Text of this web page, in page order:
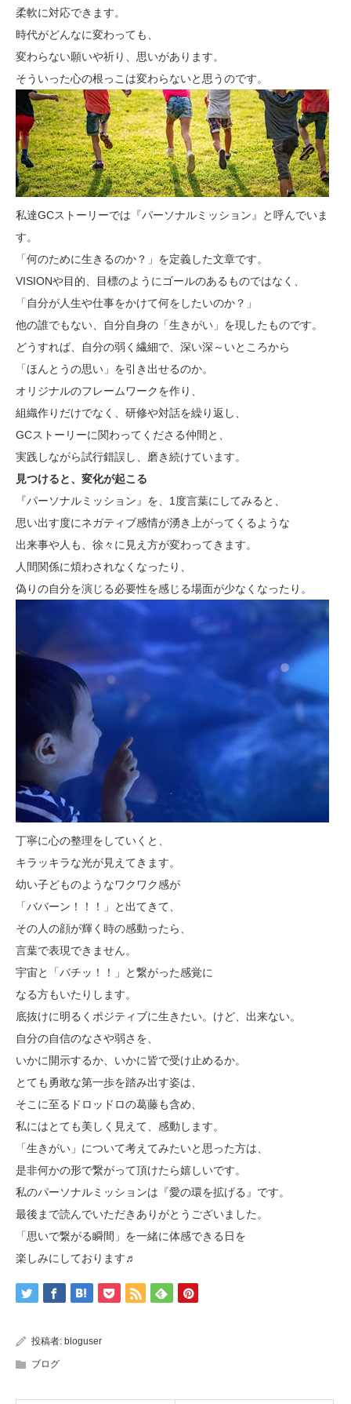
柔軟に対応できます。
時代がどんなに変わっても、
変わらない願いや祈り、思いがあります。
そういった心の根っこは変わらないと思うのです。
私達GCストーリーでは『パーソナルミッション』と呼んでいま
す。
「何のために生きるのか？」を定義した文章です。
VISIONや目的、目標のようにゴールのあるものではなく、
「自分が人生や仕事をかけて何をしたいのか？」
他の誰でもない、自分自身の「生きがい」を現したものです。
どうすれば、自分の弱く繊細で、深い深～いところから
「ほんとうの思い」を引き出せるのか。
オリジナルのフレームワークを作り、
組織作りだけでなく、研修や対話を繰り返し、
GCストーリーに関わってくださる仲間と、
実践しながら試行錯誤し、磨き続けています。
見つけると、変化が起こる
『パーソナルミッション』を、1度言葉にしてみると、
思い出す度にネガティブ感情が湧き上がってくるような
出来事や人も、徐々に見え方が変わってきます。
人間関係に煩わされなくなったり、
偽りの自分を演じる必要性を感じる場面が少なくなったり。
丁寧に心の整理をしていくと、
キラッキラな光が見えてきます。
幼い子どものようなワクワク感が
「ババーン！！！」と出てきて、
その人の顔が輝く時の感動ったら、
言葉で表現できません。
宇宙と「バチッ！！」と繋がった感覚に
なる方もいたりします。
底抜けに明るくポジティブに生きたい。けど、出来ない。
自分の自信のなさや弱さを、
いかに開示するか、いかに皆で受け止めるか。
とても勇敢な第一歩を踏み出す姿は、
そこに至るドロッドロの葛藤も含め、
私にはとても美しく見えて、感動します。
「生きがい」について考えてみたいと思った方は、
是非何かの形で繋がって頂けたら嬉しいです。
私のパーソナルミッションは『愛の環を拡げる』です。
最後まで読んでいただきありがとうございました。
「思いで繋がる瞬間」を一緒に体感できる日を
楽しみにしております♬
投稿者: bloguser
ブログ